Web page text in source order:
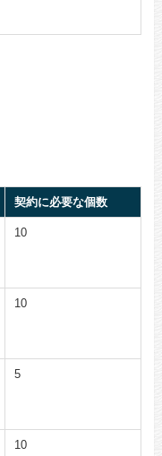
契約に必要な個数
10
10
5
10